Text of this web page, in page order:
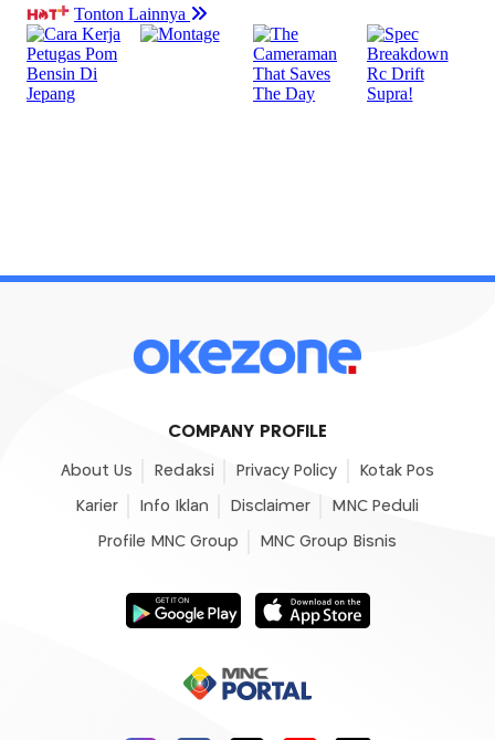
COMPANY PROFILE
About Us Redaksi Privacy Policy Kotak Pos
Karier Info Iklan Disclaimer MNC Peduli
Profile MNC Group MNC Group Bisnis